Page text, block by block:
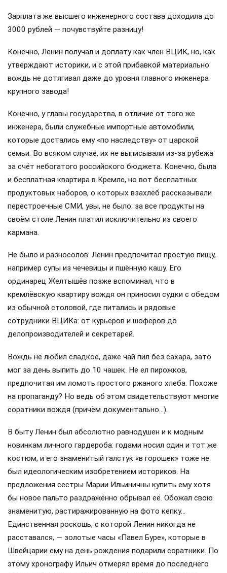
Зарплата же высшего инженерного состава доходила до
3000 рублей — почувствуйте разницу!
Конечно, Ленин получал и доплату как член ВЦИК, но, как
утверждают историки, и с этой прибавкой материально
вождь не дотягивал даже до уровня главного инженера
крупного завода!
Конечно, у главы государства, в отличие от того же
инженера, были служебные импортные автомобили,
которые достались ему «по наследству» от царской
семьи. Во всяком случае, их не выписывали из-за рубежа
за счёт небогатого российского бюджета. Конечно, была
и бесплатная квартира в Кремле, но вот бесплатных
продуктовых наборов, о которых взахлёб рассказывали
перестроечные СМИ, увы, не было: за все продукты на
своём столе Ленин платил исключительно из своего
кармана.
Не было и разносолов: Ленин предпочитал простую пищу,
например супы из чечевицы и пшённую кашу. Его
ординарец Желтышёв позже вспоминал, что в
кремлёвскую квартиру вождя он приносил судки с обедом
из обычной столовой, где питались и рядовые
сотрудники ВЦИКа: от курьеров и шофёров до
делопроизводителей и секретарей.
Вождь не любил сладкое, даже чай пил без сахара, зато
мог за день выпить до 10 чашек. Не ел пирожков,
предпочитая им ломоть простого ржаного хлеба. Похоже
на пропаганду? Но ведь об этом свидетельствуют многие
соратники вождя (причём документально…).
В быту Ленин был абсолютно равнодушен и к модным
новинкам личного гардероба: годами носил один и тот же
костюм, и его знаменитый галстук «в горошек» тоже не
был идеологическим изобретением историков. На
предложения сестры Марии Ильиничны купить ему хотя
бы новое пальто раздражённо обрывал её. Обожал свою
знаменитую, растиражированную на фото кепку…
Единственная роскошь, с которой Ленин никогда не
расставался, — золотые часы «Павел Буре», которые в
Швейцарии ему на день рождения подарили соратники. По
этому хронографу Ильич отмерял время до последнего